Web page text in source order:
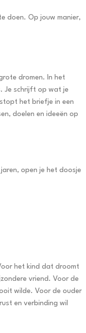
doen. Op jouw manier,
dromen. In het
Je schrijft op wat je
het briefje in een
doelen en ideeën op
open je het doosje
het kind dat droomt
vriend. Voor de
wilde. Voor de ouder
en verbinding wil